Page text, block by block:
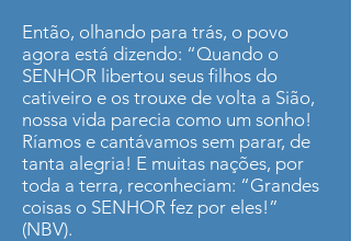
Então, olhando para trás, o povo
agora está dizendo: “Quando o
SENHOR libertou seus filhos do
cativeiro e os trouxe de volta a Sião,
nossa vida parecia como um sonho!
Ríamos e cantávamos sem parar, de
tanta alegria! E muitas nações, por
toda a terra, reconheciam: “Grandes
coisas o SENHOR fez por eles!”
(NBV).